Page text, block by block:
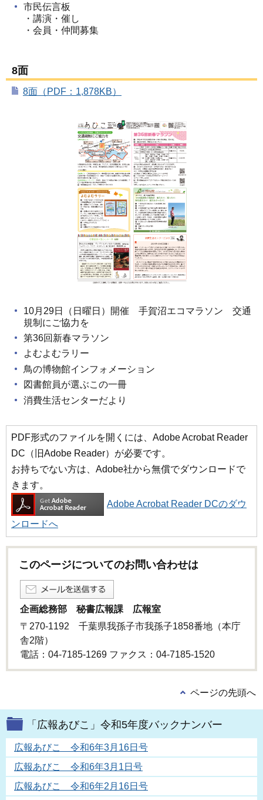
市民伝言板
・講演・催し
・会員・仲間募集
8面
8面（PDF：1,878KB）
10月29日（日曜日）開催 手賀沼エコマラソン 交通
規制にご協力を
第36回新春マラソン
よむよむラリー
鳥の博物館インフォメーション
図書館員が選ぶこの一冊
消費生活センターだより
PDF形式のファイルを開くには、Adobe Acrobat Reader
DC（旧Adobe Reader）が必要です。
お持ちでない方は、Adobe社から無償でダウンロードで
きます。
Adobe Acrobat Reader DCのダウ
ンロードへ
このページについてのお問い合わせは
企画総務部 秘書広報課 広報室
〒270-1192 千葉県我孫子市我孫子1858番地（本庁
舎2階）
電話：04-7185-1269 ファクス：04-7185-1520
ページの先頭へ
「広報あびこ」令和5年度バックナンバー
広報あびこ 令和6年3月16日号
広報あびこ 令和6年3月1日号
広報あびこ 令和6年2月16日号